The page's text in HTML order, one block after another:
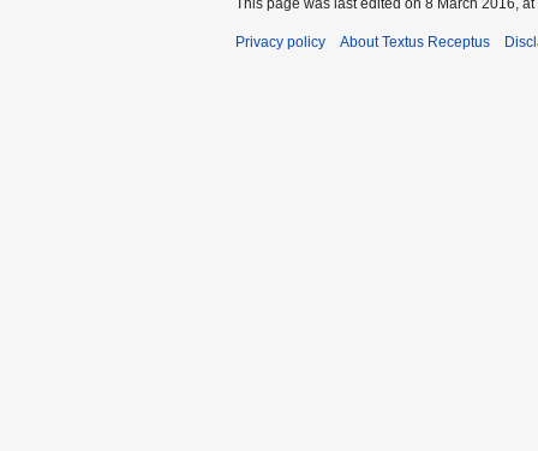
This page was last edited on 8 March 2016,
Privacy policy About Textus Receptus